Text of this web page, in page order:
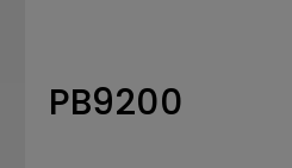
PB9200